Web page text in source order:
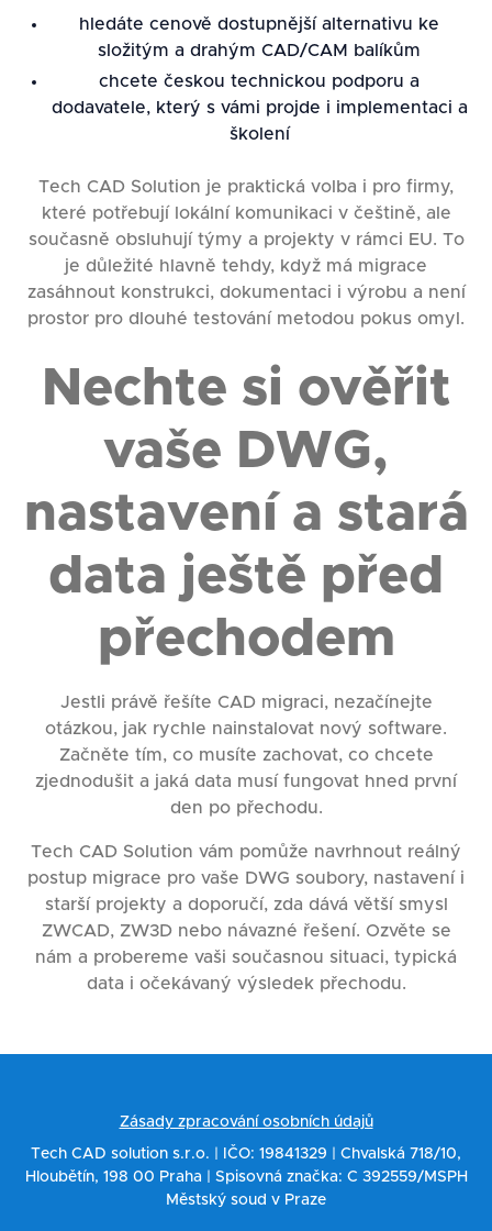
hledáte cenově dostupnější alternativu ke
složitým a drahým CAD/CAM balíkům
chcete českou technickou podporu a
dodavatele, který s vámi projde i implementaci a
školení
Tech CAD Solution je praktická volba i pro firmy,
které potřebují lokální komunikaci v češtině, ale
současně obsluhují týmy a projekty v rámci EU. To
je důležité hlavně tehdy, když má migrace
zasáhnout konstrukci, dokumentaci i výrobu a není
prostor pro dlouhé testování metodou pokus omyl.
Nechte si ověřit
vaše DWG,
nastavení a stará
data ještě před
přechodem
Jestli právě řešíte CAD migraci, nezačínejte
otázkou, jak rychle nainstalovat nový software.
Začněte tím, co musíte zachovat, co chcete
zjednodušit a jaká data musí fungovat hned první
den po přechodu.
Tech CAD Solution vám pomůže navrhnout reálný
postup migrace pro vaše DWG soubory, nastavení i
starší projekty a doporučí, zda dává větší smysl
ZWCAD, ZW3D nebo návazné řešení. Ozvěte se
nám a probereme vaši současnou situaci, typická
data i očekávaný výsledek přechodu.
Zásady zpracování osobních údajů
Tech CAD solution s.r.o. | IČO: 19841329 | Chvalská 718/10,
Hloubětín, 198 00 Praha | Spisovná značka: C 392559/MSPH
Městský soud v Praze